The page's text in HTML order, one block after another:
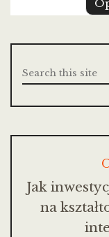
Jak
na